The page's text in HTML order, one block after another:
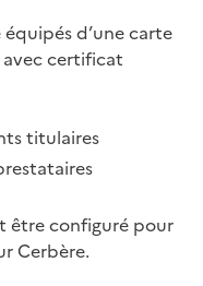
d’une carte
avec certificat
titulaires
être configuré pour
Cerbère.